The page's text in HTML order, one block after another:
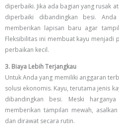
diperbaiki. Jika ada bagian yang rusak
diperbaiki dibandingkan besi.
memberikan lapisan baru agar
Fleksibilitas ini membuat kayu menjadi
perbaikan kecil.
3. Biaya Lebih Terjangkau
Untuk Anda yang memiliki anggaran
solusi ekonomis. Kayu, terutama jenis
dibandingkan besi. Meski
memberikan tampilan mewah,
dan dirawat secara rutin.